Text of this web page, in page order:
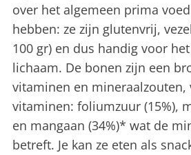
over het algemeen prima
hebben: ze zijn glutenvrij,
100 gr) en dus handig voor
lichaam. De bonen zijn een
vitaminen en mineraalzouten,
vitaminen: foliumzuur (15%),
en mangaan (34%)* wat de
betreft. Je kan ze eten als